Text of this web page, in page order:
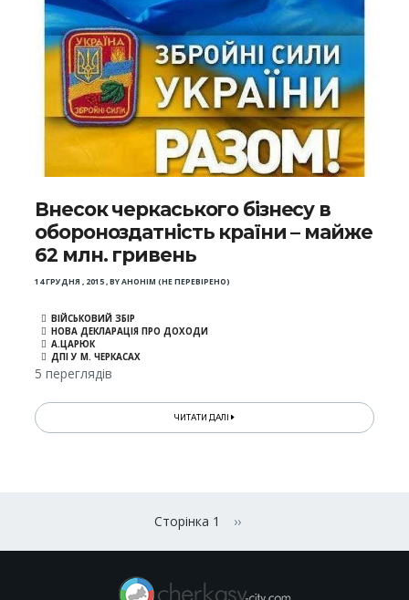
Внесок черкаського бізнесу в
обороноздатність країни – майже
62 млн. гривень
14 ГРУДНЯ , 2015,BYАНОНІМ (НЕ ПЕРЕВІРЕНО)
ВІЙСЬКОВИЙ ЗБІР
НОВА ДЕКЛАРАЦІЯ ПРО ДОХОДИ
А.ЦАРЮК
ДПІ У М. ЧЕРКАСАХ
5 переглядів
ЧИТАТИ ДАЛІ
сторінки
Сторінка 1 Наступна сторінка
››